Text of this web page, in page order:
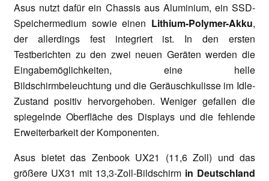
Asus nutzt dafür ein Chassis aus Aluminium, ein SSD-
Speichermedium sowie einen Lithium-Polymer-Akku,
der allerdings fest integriert ist. In den ersten
Testberichten zu den zwei neuen Geräten werden die
Eingabemöglichkeiten, eine helle
Bildschirmbeleuchtung und die Geräuschkulisse im Idle-
Zustand positiv hervorgehoben. Weniger gefallen die
spiegelnde Oberfläche des Displays und die fehlende
Erweiterbarkeit der Komponenten.
Asus bietet das Zenbook UX21 (11,6 Zoll) und das
größere UX31 mit 13,3-Zoll-Bildschirm in Deutschland